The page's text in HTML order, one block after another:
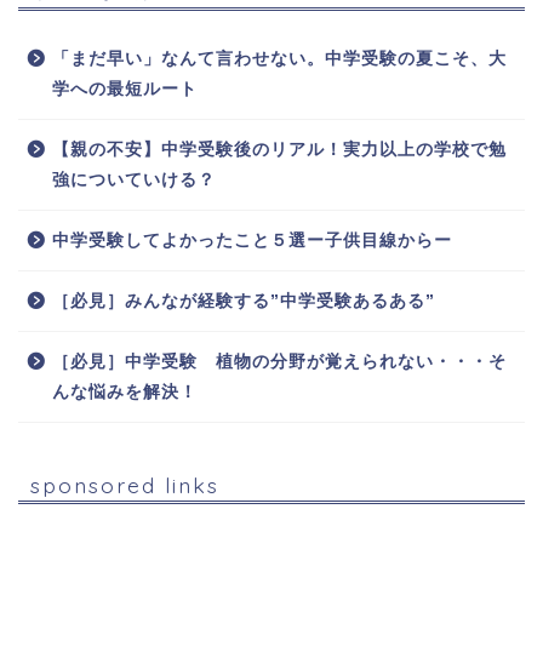
「まだ早い」なんて言わせない。中学受験の夏こそ、大
学への最短ルート
【親の不安】中学受験後のリアル！実力以上の学校で勉
強についていける？
中学受験してよかったこと５選ー子供目線からー
［必見］みんなが経験する”中学受験あるある”
［必見］中学受験 植物の分野が覚えられない・・・そ
んな悩みを解決！
sponsored links